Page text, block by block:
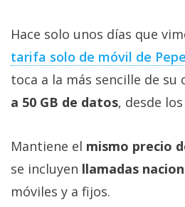
Hace solo unos días que
tarifa solo de móvil de
toca a la más sencille de su
a 50 GB de datos, desde
Mantiene el mismo precio
se incluyen llamadas
móviles y a fijos.